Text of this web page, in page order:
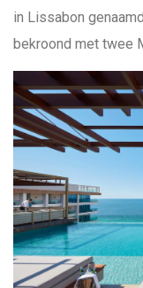
in Lissabon
bekroond met twee